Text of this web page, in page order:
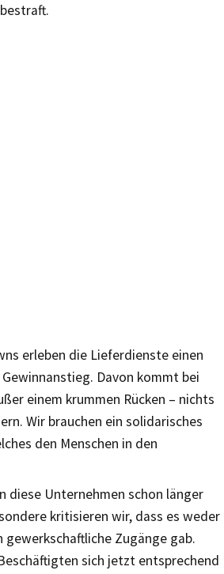
erleben die Lieferdienste einen
Davon kommt bei
einem krummen Rücken – nichts
Wir brauchen ein solidarisches
den Menschen in den
diese Unternehmen schon länger
kritisieren wir, dass es weder
Zugänge gab.
sich jetzt entsprechend